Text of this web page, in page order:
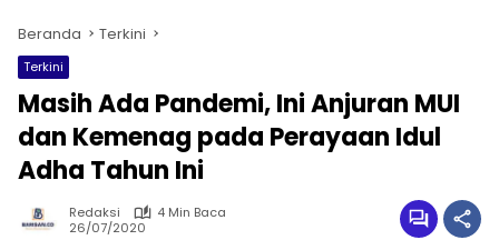
Beranda Terkini
Terkini
Masih Ada Pandemi, Ini Anjuran MUI
dan Kemenag pada Perayaan Idul
Adha Tahun Ini
Redaksi
4 Min Baca
26/07/2020